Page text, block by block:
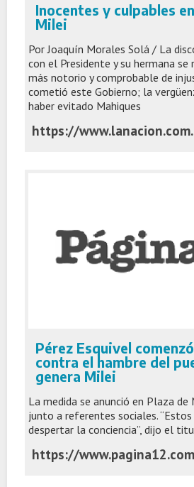
Inocentes y culpables
Milei
Por Joaquín Morales Solá / La
con el Presidente y su hermana se
más notorio y comprobable de
cometió este Gobierno; la
haber evitado Mahiques
Pérez Esquivel
contra el hambre del
genera Milei
La medida se anunció en Plaza
junto a referentes sociales.
despertar la conciencia”, dijo el